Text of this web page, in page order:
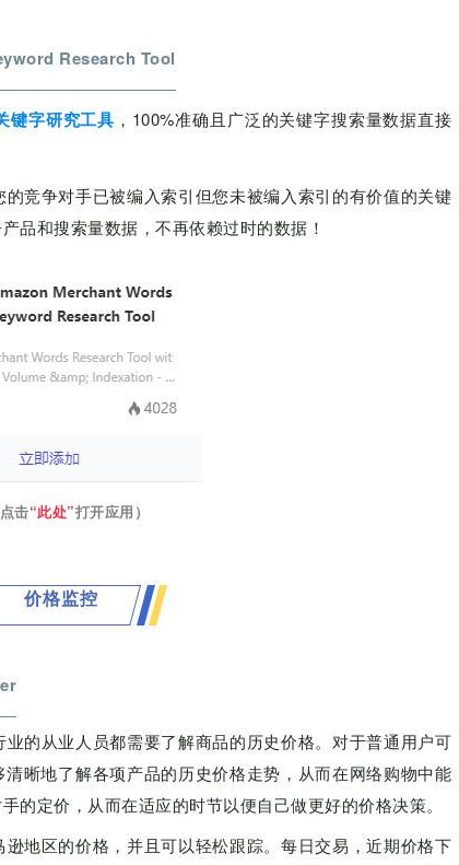
Research Tool
键字研究工具 ，100%准确且广泛的关键字搜索量数据直接
竞争对手已被编入索引但您未被编入索引的有价值的关键
品和搜索量数据，不再依赖过时的数据！
点击“此处”打开应用）
价格监控
业的从业人员都需要了解商品的历史价格。对于普通用户可
晰地了解各项产品的历史价格走势，从而在网络购物中能
的定价，从而在适应的时节以便自己做更好的价格决策。
地区的价格，并且可以轻松跟踪。每日交易，近期价格下